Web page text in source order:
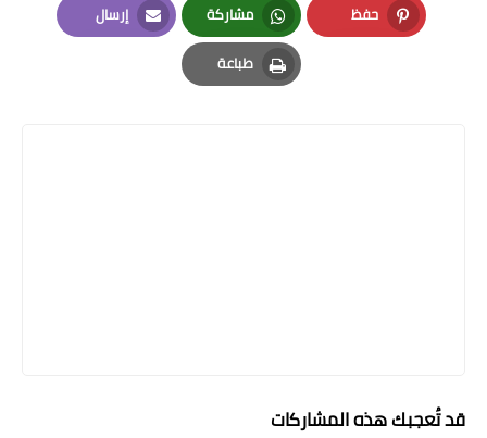
حفظ
Pinterest
مشاركة
Whatsapp
إرسال
Email
طباعة
Print
قد تُعجبك هذه المشاركات